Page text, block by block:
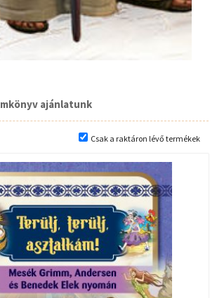
ajánlatunk
Csak a raktáron lévő termékek